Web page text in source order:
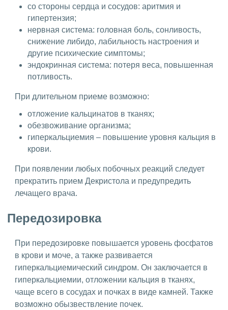
со стороны сердца и сосудов: аритмия и
гипертензия;
нервная система: головная боль, сонливость,
снижение либидо, лабильность настроения и
другие психические симптомы;
эндокринная система: потеря веса, повышенная
потливость.
При длительном приеме возможно:
отложение кальцинатов в тканях;
обезвоживание организма;
гиперкальциемия – повышение уровня кальция в
крови.
При появлении любых побочных реакций следует
прекратить прием Декристола и предупредить
лечащего врача.
Передозировка
При передозировке повышается уровень фосфатов
в крови и моче, а также развивается
гиперкальциемический синдром. Он заключается в
гиперкальциемии, отложении кальция в тканях,
чаще всего в сосудах и почках в виде камней. Также
возможно обызвествление почек.